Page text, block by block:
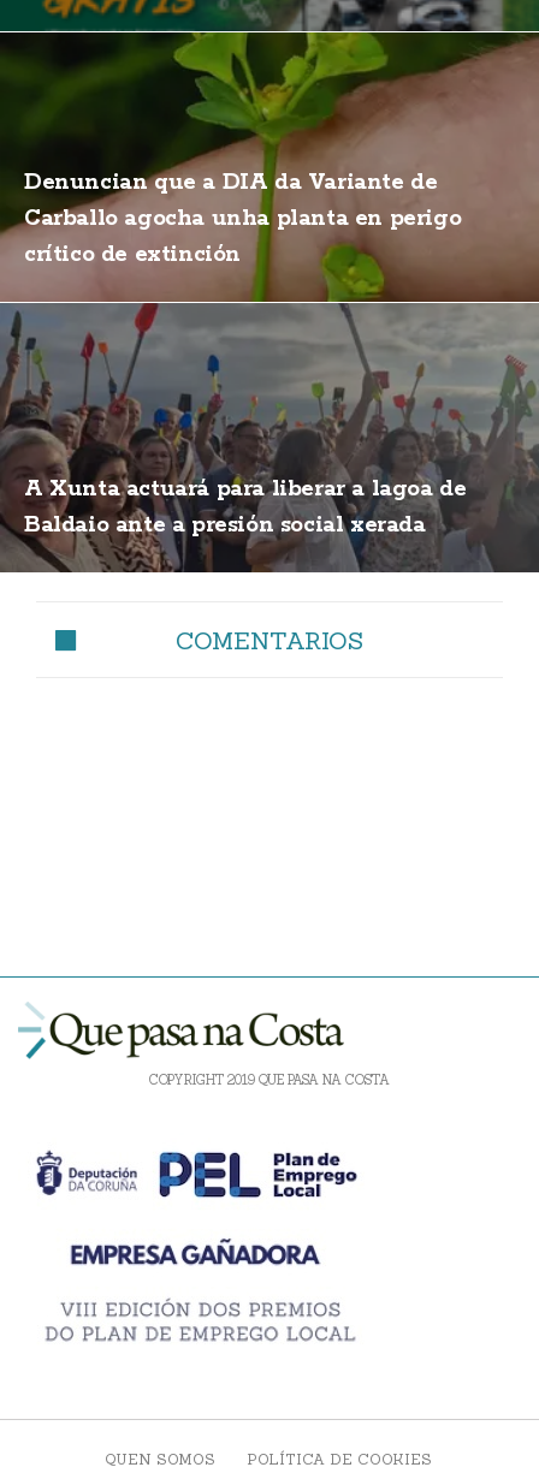
Denuncian que a DIA da Variante de
Carballo agocha unha planta en perigo
crítico de extinción
A Xunta actuará para liberar a lagoa de
Baldaio ante a presión social xerada
COMENTARIOS
COPYRIGHT 2019 QUE PASA NA COSTA
QUEN SOMOS POLÍTICA DE COOKIES